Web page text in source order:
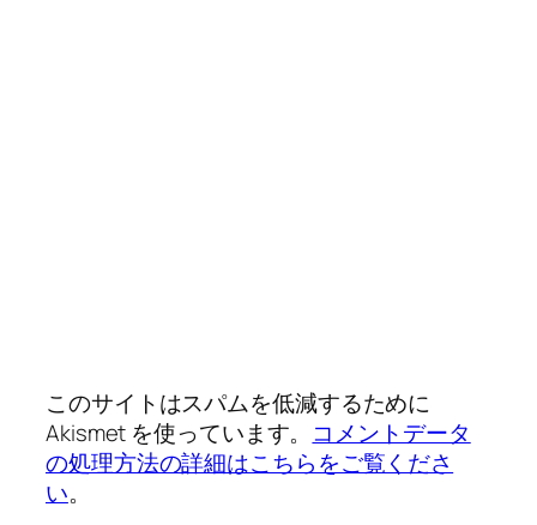
このサイトはスパムを低減するために
Akismet を使っています。 コメントデータ
の処理方法の詳細はこちらをご覧くださ
い。